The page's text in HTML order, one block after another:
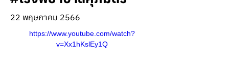
22 พฤษภาคม 2566
https://www.youtube.com/watch?
v=Xx1hKslEy1Q